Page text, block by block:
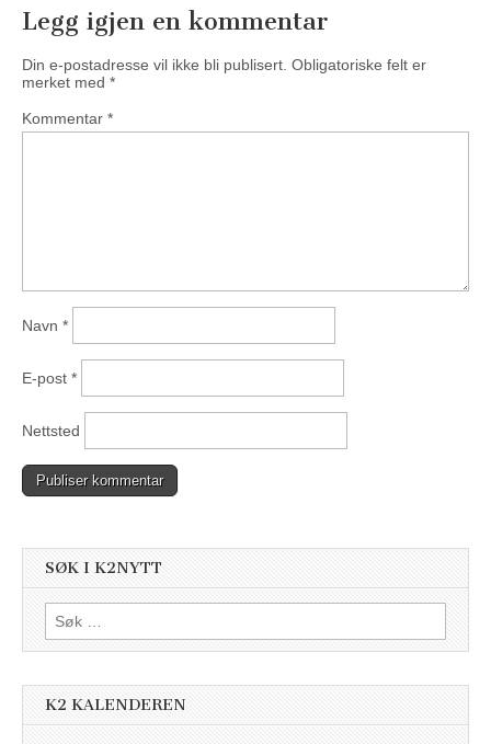
Legg igjen en kommentar
Din e-postadresse vil ikke bli publisert. Obligatoriske felt er
merket med *
Kommentar *
Navn *
E-post *
Nettsted
SØK I K2NYTT
Søk
etter:
K2 KALENDEREN